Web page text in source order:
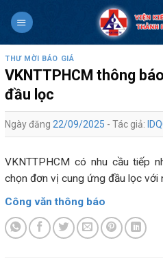
THƯ MỜI BÁO GIÁ
VKNTTPHCM thông
đầu lọc
Ngày đăng 22/09/2025 - Tác giả:
VKNTTPHCM có nhu cầu tiếp
chọn đơn vị cung ứng đầu lọc với
Công văn thông báo